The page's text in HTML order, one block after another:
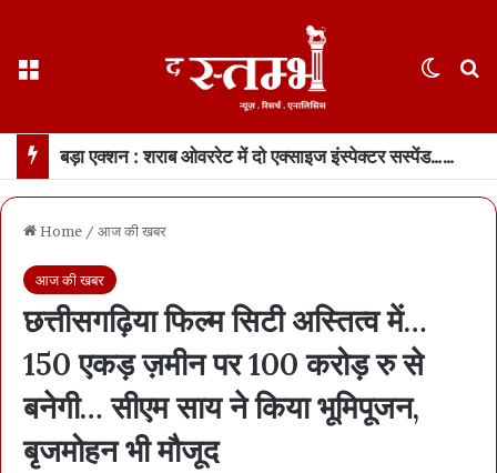
बड़ा एक्शन : शराब ओवररेट में दो एक्साइज इंस्पेक्टर सस्पेंड… एडीईओ पर अनुशासनात्मक कार्रवाई की अनुशंसा
Home / आज की खबर
आज की खबर
छत्तीसगढ़िया फिल्म सिटी अस्तित्व में…
150 एकड़ ज़मीन पर 100 करोड़ रु से
बनेगी… सीएम साय ने किया भूमिपूजन,
बृजमोहन भी मौजूद